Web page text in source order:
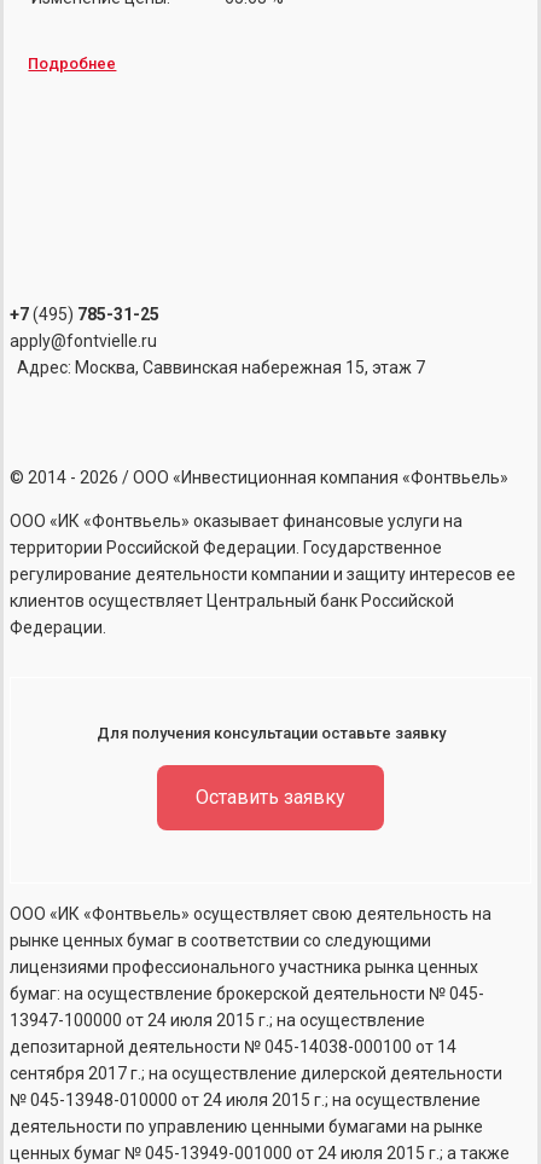
Подробнее
+7(495) 785-31-25
apply@fontvielle.ru
Адрес: Москва, Саввинская набережная 15, этаж 7
© 2014 - 2026 / ООО «Инвестиционная компания «Фонтвьель»
ООО «ИК «Фонтвьель» оказывает финансовые услуги на
территории Российской Федерации. Государственное
регулирование деятельности компании и защиту интересов ее
клиентов осуществляет Центральный банк Российской
Федерации.
Для получения консультации оставьте заявку
Оставить заявку
ООО «ИК «Фонтвьель» осуществляет свою деятельность на
рынке ценных бумаг в соответствии со следующими
лицензиями профессионального участника рынка ценных
бумаг: на осуществление брокерской деятельности №045-
13947-100000 от 24 июля 2015 г.; на осуществление
депозитарной деятельности №045-14038-000100 от 14
сентября 2017 г.; на осуществление дилерской деятельности
№045-13948-010000 от 24 июля 2015 г.; на осуществление
деятельности по управлению ценными бумагами на рынке
ценных бумаг №045-13949-001000 от 24 июля 2015 г.; а также